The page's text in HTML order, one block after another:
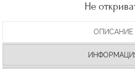
Не
ОПИСАНИЕ